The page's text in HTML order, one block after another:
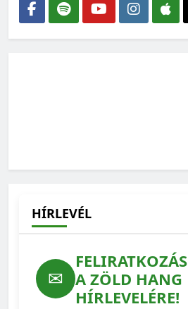
HÍRLEVÉL
✉
FELIRATKOZÁS
A ZÖLD HANG
HÍRLEVELÉRE!